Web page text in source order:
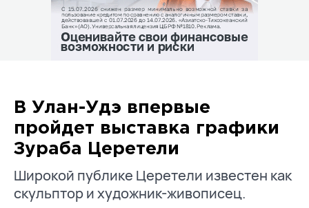
В Улан-Удэ впервые
пройдет выставка графики
Зураба Церетели
Широкой публике Церетели известен как
скульптор и художник-живописец.